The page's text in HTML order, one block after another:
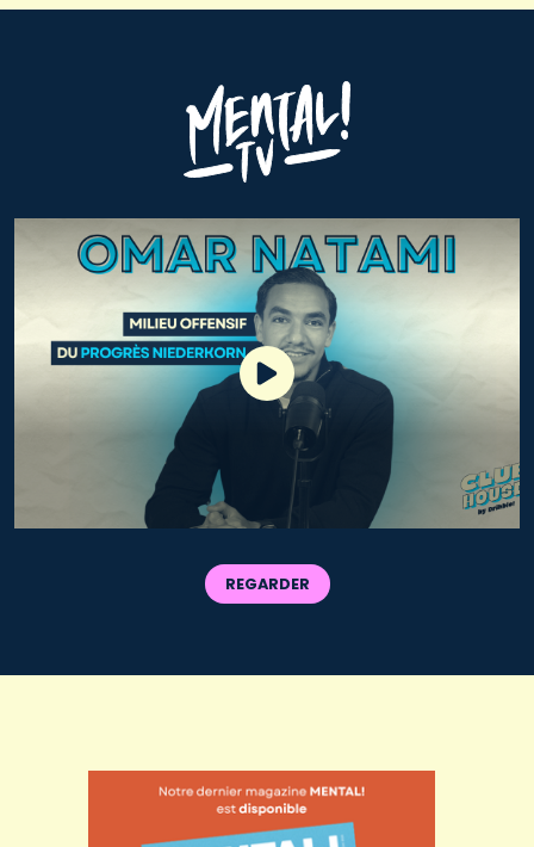
REGARDER